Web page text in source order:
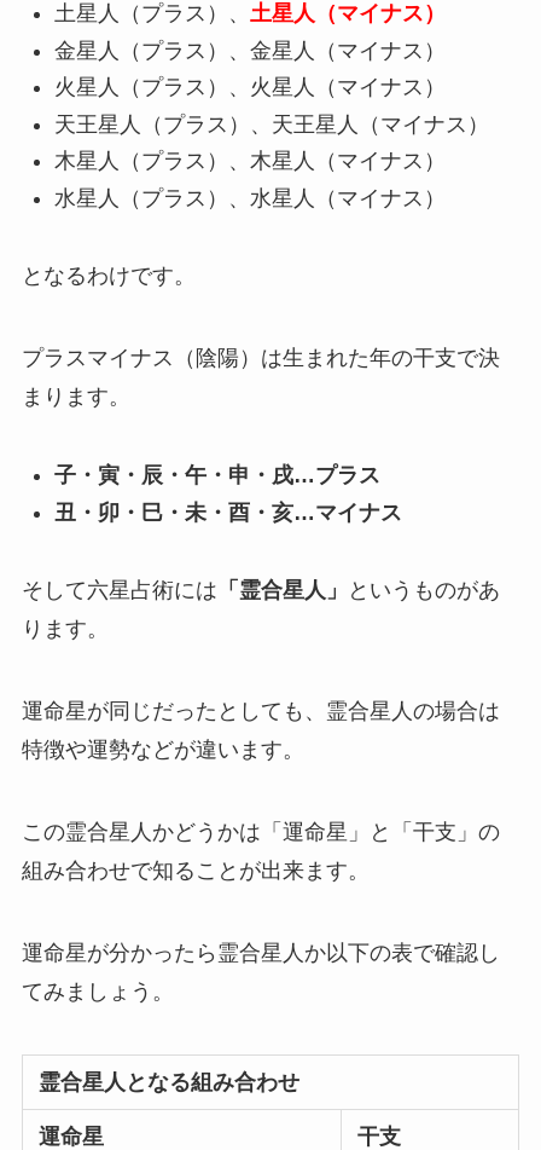
土星人（プラス）、 土星人（マイナス）
金星人（プラス）、金星人（マイナス）
火星人（プラス）、火星人（マイナス）
天王星人（プラス）、天王星人（マイナス）
木星人（プラス）、木星人（マイナス）
水星人（プラス）、水星人（マイナス）
となるわけです。
プラスマイナス（陰陽）は生まれた年の干支で決
まります。
子・寅・辰・午・申・戌…プラス
丑・卯・巳・未・酉・亥…マイナス
そして六星占術には 「霊合星人」
というものがあ
ります。
運命星が同じだったとしても、霊合星人の場合は
特徴や運勢などが違います。
この霊合星人かどうかは「運命星」と「干支」の
組み合わせで知ることが出来ます。
運命星が分かったら霊合星人か以下の表で確認し
てみましょう。
霊合星人となる組み合わせ
運命星 干支